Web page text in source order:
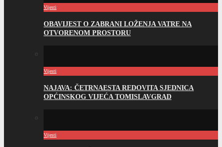
Vijesti
OBAVIJEST O ZABRANI LOŽENJA VATRE NA
OTVORENOM PROSTORU
Vijesti
NAJAVA: ČETRNAESTA REDOVITA SJEDNICA
OPĆINSKOG VIJEĆA TOMISLAVGRAD
Vijesti